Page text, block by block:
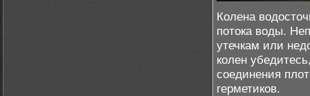
Колена
потока воды.
утечкам или
колен
соединения
герметиков.